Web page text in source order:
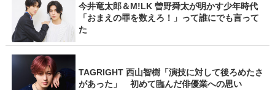
今井竜太郎＆M!LK 曽野舜太が明かす少年時代
「おまえの罪を数えろ！」って誰にでも言って
た
TAGRIGHT 西山智樹「演技に対して後ろめたさ
があった」 初めて臨んだ俳優業への思い